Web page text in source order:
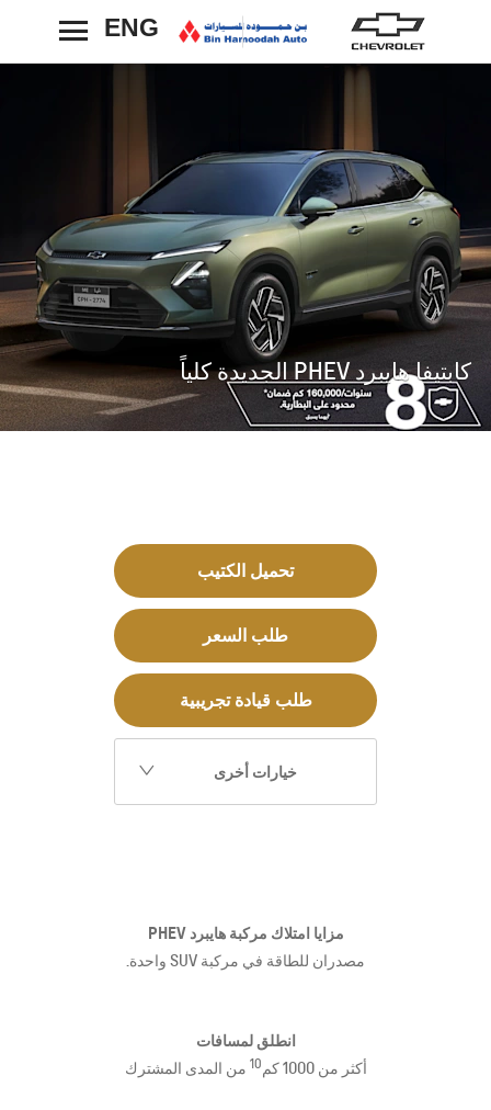
ENG رجوع
كابتيفا هايبرد PHEV الجديدة كلياً
تحميل الكتيب
طلب السعر
طلب قيادة تجريبية
خيارات أخرى
مزايا امتلاك مركبة هايبرد PHEV
مصدران للطاقة في مركبة SUV واحدة.
انطلق لمسافات
أكثر من 1000 كم 10 من المدى المشترك